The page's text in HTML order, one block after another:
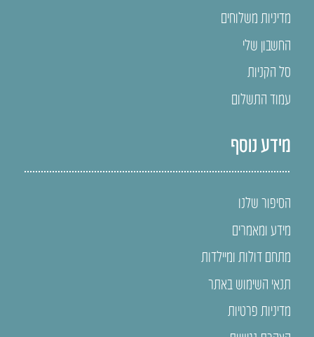
מדיניות משלוחים
החשבון שלי
סל הקניות
עמוד התשלום
מידע נוסף
הסיפור שלנו
מידע ומאמרים
מתחם דולות ומיילדות
תנאי השימוש באתר
מדיניות פרטיות